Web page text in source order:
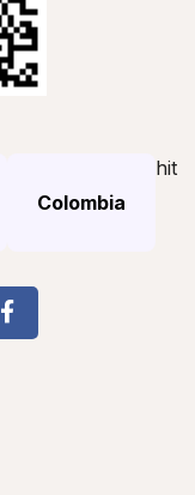
Colombia
hit